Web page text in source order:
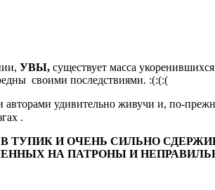
УВЫ, существует масса
своими последствиями. :(:(:(
удивительно живучи и, по-
.
ТУПИК И ОЧЕНЬ СИЛЬНО
НА ПАТРОНЫ И